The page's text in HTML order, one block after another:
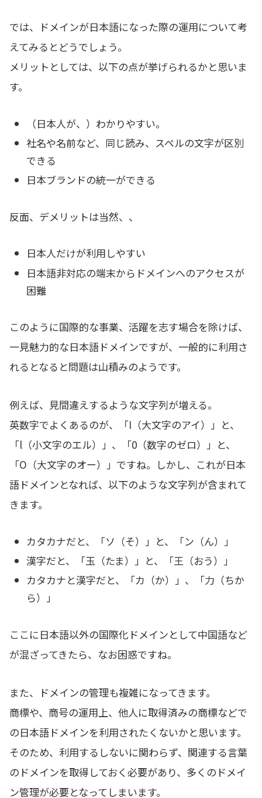
では、ドメインが日本語になった際の運用について考
えてみるとどうでしょう。
メリットとしては、以下の点が挙げられるかと思いま
す。
（日本人が、）わかりやすい。
社名や名前など、同じ読み、スペルの文字が区別
できる
日本ブランドの統一ができる
反面、デメリットは当然、、
日本人だけが利用しやすい
日本語非対応の端末からドメインへのアクセスが
困難
このように国際的な事業、活躍を志す場合を除けば、
一見魅力的な日本語ドメインですが、一般的に利用さ
れるとなると問題は山積みのようです。
例えば、見間違えするような文字列が増える。
英数字でよくあるのが、「I（大文字のアイ）」と、
「l（小文字のエル）」、「0（数字のゼロ）」と、
「O（大文字のオー）」ですね。しかし、これが日本
語ドメインとなれば、以下のような文字列が含まれて
きます。
カタカナだと、「ソ（そ）」と、「ン（ん）」
漢字だと、「玉（たま）」と、「王（おう）」
カタカナと漢字だと、「カ（か）」、「力（ちか
ら）」
ここに日本語以外の国際化ドメインとして中国語など
が混ざってきたら、なお困惑ですね。
また、ドメインの管理も複雑になってきます。
商標や、商号の運用上、他人に取得済みの商標などで
の日本語ドメインを利用されたくないかと思います。
そのため、利用するしないに関わらず、関連する言葉
のドメインを取得しておく必要があり、多くのドメイ
ン管理が必要となってしまいます。